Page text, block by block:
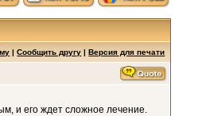
|Сообщить другу |Версия для печати
и его ждет сложное лечение.